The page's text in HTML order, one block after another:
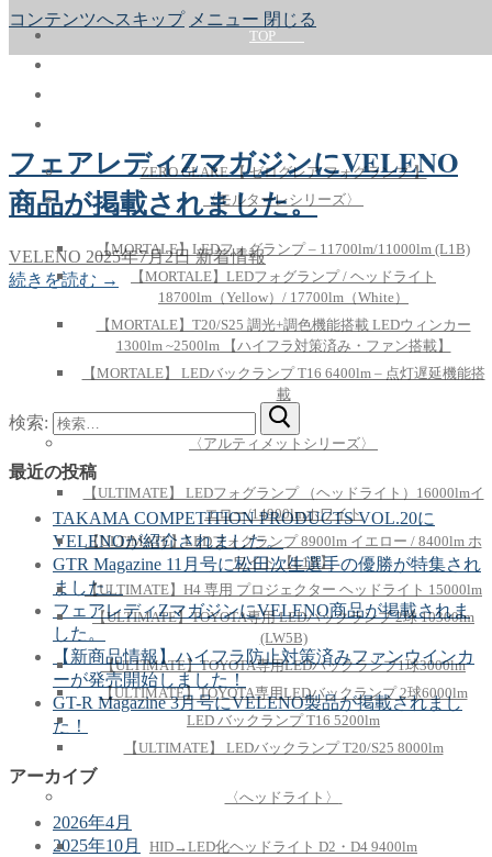
コンテンツへスキップ メニュー 閉じる
TOP
ZERO GLARE 【 ゼログレア フォグランプ 】
〈モルターレシリーズ〉
【MORTALE】LEDフォグランプ – 11700lm/11000lm (L1B)
【MORTALE】LEDフォグランプ / ヘッドライト
18700lm（Yellow）/ 17700lm（White）
【MORTALE】T20/S25 調光+調色機能搭載 LEDウィンカー
1300lm ~2500lm 【ハイフラ対策済み・ファン搭載】
【MORTALE】 LEDバックランプ T16 6400lm – 点灯遅延機能搭
載
〈アルティメットシリーズ〉
【ULTIMATE】 LEDフォグランプ （ヘッドライト）16000lmイ
エロー/14900lmホワイト
【ULTIMATE】LEDフォグランプ 8900lm イエロー / 8400lm ホ
ワイト 【L1B】
【ULTIMATE】H4 専用 プロジェクター ヘッドライト 15000lm
【ULTIMATE】TOYOTA専用 LEDバックランプ 2球 10300lm
(LW5B)
【ULTIMATE】TOYOTA専用LEDバックランプ1球3000lm
【ULTIMATE】TOYOTA専用LEDバックランプ 2球6000lm
LED バックランプ T16 5200lm
【ULTIMATE】 LEDバックランプ T20/S25 8000lm
〈へッドライト〉
HID→LED化ヘッドライト D2・D4 9400lm
フェアレディZマガジンにVELENO
商品が掲載されました。
VELENO 2025年7月2日新着情報
続きを読む →
検索:
最近の投稿
TAKAMA COMPETITION PRODUCTS VOL.20に
VELENOが紹介されました。
GTR Magazine 11月号に松田次生選手の優勝が特集され
ました。
フェアレディZマガジンにVELENO商品が掲載されま
した。
【新商品情報】ハイフラ防止対策済みファンウインカ
ーが発売開始しました！
GT-R Magazine 3月号にVELENO製品が掲載されまし
た！
アーカイブ
2026年4月
2025年10月